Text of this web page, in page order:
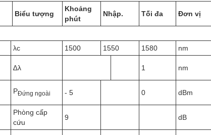
Biểu tượng
Khoảng
phút
Nhập. Tối đa Đơn vị
λc 1500 1550 1580 nm
∆λ 1 nm
PĐứng ngoài - 5 0 dBm
Phòng cấp
cứu
9 dB